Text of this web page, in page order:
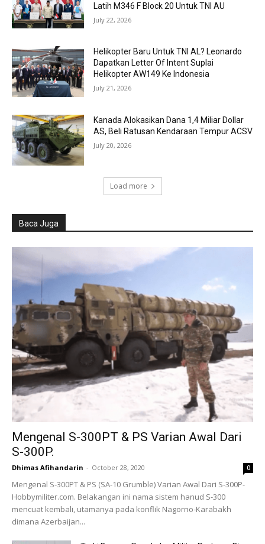
Latih M346 F Block 20 Untuk TNI AU
July 22, 2026
Helikopter Baru Untuk TNI AL? Leonardo
Dapatkan Letter Of Intent Suplai
Helikopter AW149 Ke Indonesia
July 21, 2026
Kanada Alokasikan Dana 1,4 Miliar Dollar
AS, Beli Ratusan Kendaraan Tempur ACSV
July 20, 2026
Load more
Baca Juga
Mengenal S-300PT & PS Varian Awal Dari
S-300P.
Dhimas Afihandarin - October 28, 2020 0
Mengenal S-300PT & PS (SA-10 Grumble) Varian Awal Dari S-300P-
Hobbymiliter.com. Belakangan ini nama sistem hanud S-300
mencuat kembali, utamanya pada konflik Nagorno-Karabakh
dimana Azerbaijan...